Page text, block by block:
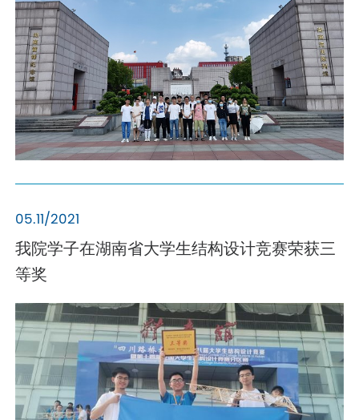
05.11/2021
我院学子在湖南省大学生结构设计竞赛荣获三
等奖